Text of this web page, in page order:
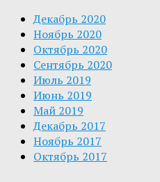
Декабрь 2020
Ноябрь 2020
Октябрь 2020
Сентябрь 2020
Июль 2019
Июнь 2019
Май 2019
Декабрь 2017
Ноябрь 2017
Октябрь 2017